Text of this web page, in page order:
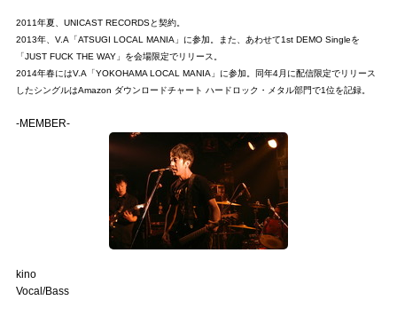
ぶいコミュ！by muevo
ぶいマガ！ by muevo
2011年夏、UNICAST RECORDSと契約。
2013年、V.A「ATSUGI LOCAL MANIA」に参加。また、あわせて1st DEMO Singleを
「JUST FUCK THE WAY」を会場限定でリリース。
2014年春にはV.A「YOKOHAMA LOCAL MANIA」に参加。同年4月に配信限定でリリース
したシングルはAmazon ダウンロードチャート ハードロック・メタル部門で1位を記録。
-MEMBER-
kino
Vocal/Bass